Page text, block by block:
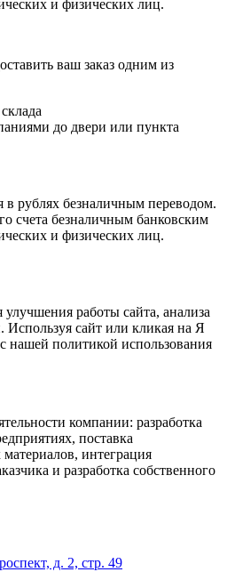
и физических лиц.
ваш заказ одним из
до двери или пункта
в рублях безналичным переводом.
счета безналичным банковским
и физических лиц.
работы сайта, анализа
Используя сайт или кликая на Я
нашей политикой использования
компании: разработка
поставка
интеграция
и разработка собственного
д. 2, стр. 49